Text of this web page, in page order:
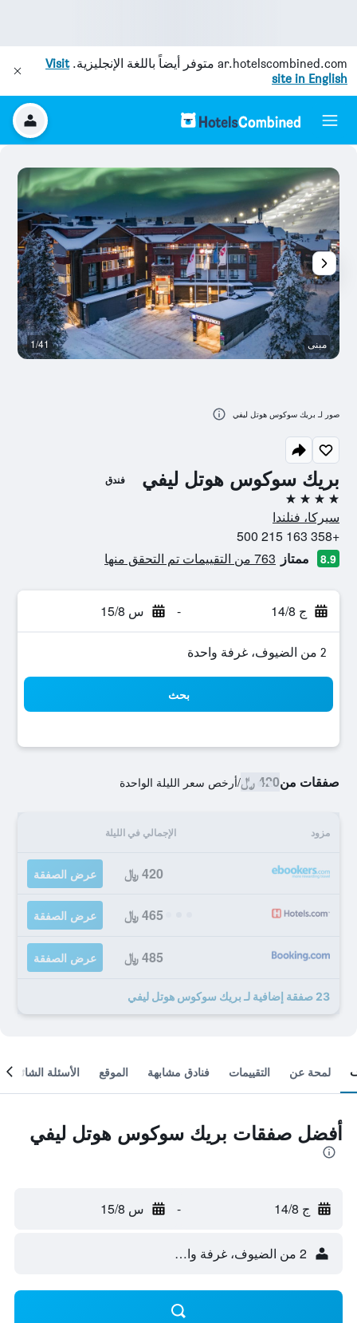
ar.hotelscombined.com متوفر أيضاً باللغة الإنجليزية.Visit
site in English
بريك سوكوس هوتل ليفي فندق
4 نجوم
سيركا، فنلندا
+358 163 215 500
8.9 ممتاز 763 من التقييمات تم التحقق منها
ج 14/8 - س 15/8
2 من الضيوف، غرفة واحدة
بحث
صفقات من420 ﷼ /أرخص سعر الليلة الواحدة
مزود الإجمالي في الليلة
420 ﷼ عرض الصفقة
465 ﷼ عرض الصفقة
485 ﷼ عرض الصفقة
23 صفقة إضافية لـ بريك سوكوس هوتل ليفي
مبنى 1/41
صور لـ بريك سوكوس هوتل ليفي
لمحة عن التقييمات فنادق مشابهة الموقع الأسئلة الشائعة
أفضل صفقات بريك سوكوس هوتل ليفي
ج 14/8 - س 15/8
2 من الضيوف، غرفة واحدة